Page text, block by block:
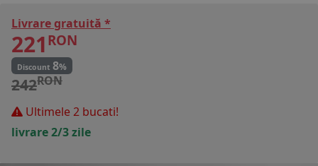
Livrare gratuită *
221 RON
Discount 8%
242RON
Ultimele 2 bucati!
livrare 2/3 zile